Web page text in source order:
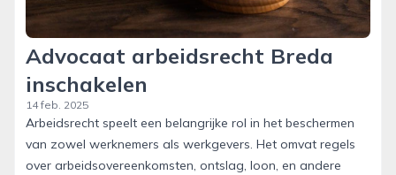
Advocaat arbeidsrecht Breda
inschakelen
14 feb. 2025
Arbeidsrecht speelt een belangrijke rol in het beschermen
van zowel werknemers als werkgevers. Het omvat regels
over arbeidsovereenkomsten, ontslag, loon, en andere